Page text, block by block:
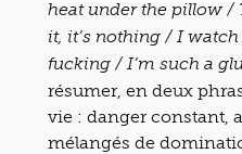
heat under the pillow /
it, it’s nothing / I
fucking / I’m such a
résumer, en deux
vie : danger constant,
mélangés de